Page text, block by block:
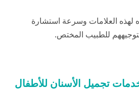
لهذه العلامات وسرعة استشارة
للطبيب المختص.
تجميل الأسنان للأطفال